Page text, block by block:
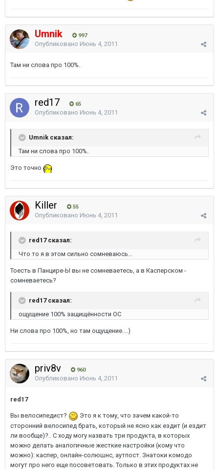
Umnik 997
Опубликовано Июнь 4, 2011
Там ни слова про 100%.
red17 65
Опубликовано Июнь 4, 2011
Umnik сказал:
Там ни слова про 100%.
Это точно
Killer 55
Опубликовано Июнь 4, 2011
red17 сказал:
Что то я в этом сильно сомневаюсь...
Тоесть в Панцире-Ы вы не сомневаетесь, а в Касперском -
сомневаетесь?
red17 сказал:
ощущение 100% защищённости ОС
Ни слова про 100%, но там ощущение....)
priv8v 960
Опубликовано Июнь 4, 2011
red17
Вы велосипедист?
Это я к тому, что зачем какой-то
сторонний велосипед брать, который не ясно как ездит (и ездит
ли вообще)?.. С ходу могу назвать три продукта, в которых
можно делать аналогичные жесткие настройки (кому что
можно): каспер, онлайн-солюшнс, аутпост. Знатоки комодо
могут про него еще посоветовать. Только в этих продуктах не